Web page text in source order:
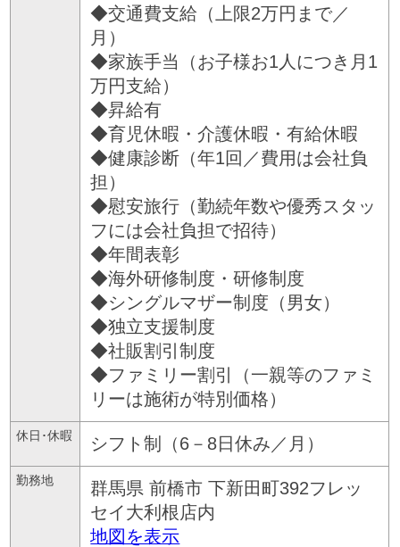
◆交通費支給（上限2万円まで／
月）
◆家族手当（お子様お1人につき月1
万円支給）
◆昇給有
◆育児休暇・介護休暇・有給休暇
◆健康診断（年1回／費用は会社負
担）
◆慰安旅行（勤続年数や優秀スタッ
フには会社負担で招待）
◆年間表彰
◆海外研修制度・研修制度
◆シングルマザー制度（男女）
◆独立支援制度
◆社販割引制度
◆ファミリー割引（一親等のファミ
リーは施術が特別価格）
休日･休暇 シフト制（6－8日休み／月）
勤務地 群馬県 前橋市 下新田町392フレッ
セイ大利根店内
地図を表示